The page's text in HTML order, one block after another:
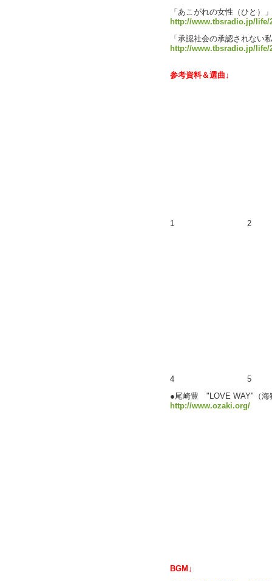
「あこがれの女性（ひと）」
http://www.tbsradio.jp/life/
「承認社会の承認されない
http://www.tbsradio.jp/life/
参考資料＆選曲↓
1 2
4
5
●尾崎豊 "LOVE WAY"（海
http://www.ozaki.org/
BGM↓